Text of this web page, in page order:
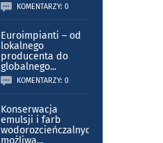
KOMENTARZY: 0
Euroimpianti – od
lokalnego
producenta do
globalnego...
KOMENTARZY: 0
Konserwacja
emulsji i farb
wodorozcieńczalnych